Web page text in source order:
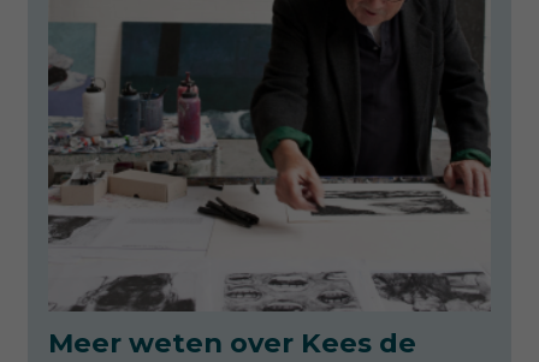
Meer weten over Kees de